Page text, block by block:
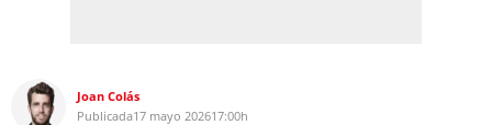
Joan Colás
Publicada17 mayo 202617:00h